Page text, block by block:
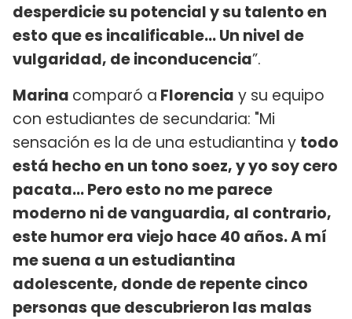
desperdicie su potencial y su talento en
esto que es incalificable... Un nivel de
vulgaridad, de inconducencia”.
Marina comparó a Florencia y su equipo
con estudiantes de secundaria: "Mi
sensación es la de una estudiantina y todo
está hecho en un tono soez, y yo soy cero
pacata... Pero esto no me parece
moderno ni de vanguardia, al contrario,
este humor era viejo hace 40 años. A mí
me suena a un estudiantina
adolescente, donde de repente cinco
personas que descubrieron las malas